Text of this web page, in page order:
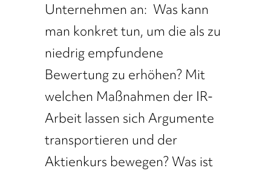
Unternehmen an: Was kann
man konkret tun, um die als zu
niedrig empfundene
Bewertung zu erhöhen? Mit
welchen Maßnahmen der IR-
Arbeit lassen sich Argumente
transportieren und der
Aktienkurs bewegen? Was ist